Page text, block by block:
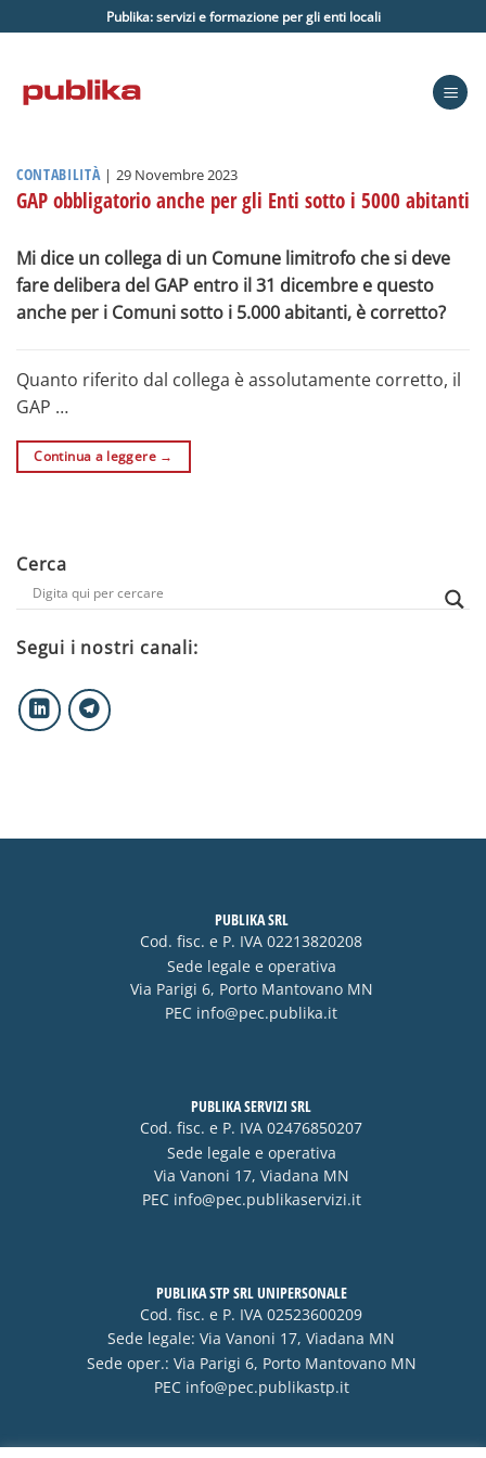
ai
Publika: servizi e formazione per gli enti locali
CONTABILITÀ | 29 Novembre 2023
GAP obbligatorio anche per gli Enti sotto i 5000 abitanti
Mi dice un collega di un Comune limitrofo che si deve
fare delibera del GAP entro il 31 dicembre e questo
anche per i Comuni sotto i 5.000 abitanti, è corretto?
Quanto riferito dal collega è assolutamente corretto, il
GAP …
Continua a leggere →
Cerca
Segui i nostri canali:
PUBLIKA SRL
Cod. fisc. e P. IVA 02213820208
Sede legale e operativa
Via Parigi 6, Porto Mantovano MN
PEC info@pec.publika.it
PUBLIKA SERVIZI SRL
Cod. fisc. e P. IVA 02476850207
Sede legale e operativa
Via Vanoni 17, Viadana MN
PEC info@pec.publikaservizi.it
PUBLIKA STP SRL UNIPERSONALE
Cod. fisc. e P. IVA 02523600209
Sede legale: Via Vanoni 17, Viadana MN
Sede oper.: Via Parigi 6, Porto Mantovano MN
PEC info@pec.publikastp.it